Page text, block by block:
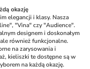
okazję
elegancji i klasy. Nasza
"Vina" czy "Audience".
designem i doskonałym
również funkcjonalne.
na zarysowania i
kieliszki te dostępne są w
na każdą okazję.